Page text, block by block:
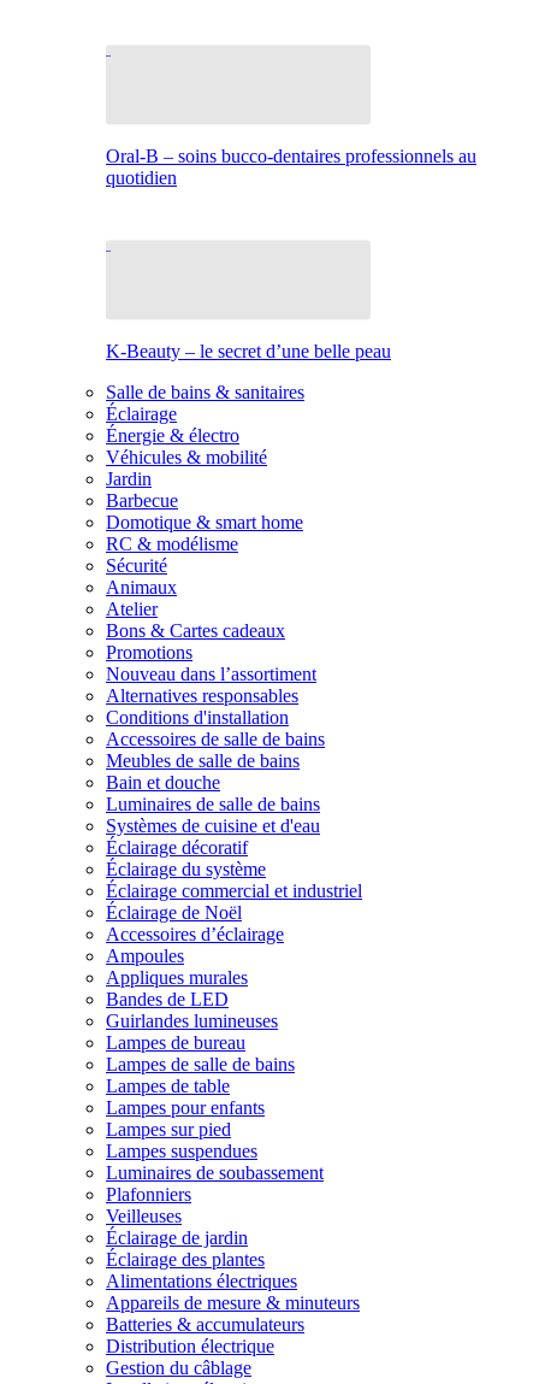
Oral-B – soins bucco-dentaires professionnels au
quotidien
K-Beauty – le secret d’une belle peau
Salle de bains & sanitaires
Éclairage
Énergie & électro
Véhicules & mobilité
Jardin
Barbecue
Domotique & smart home
RC & modélisme
Sécurité
Animaux
Atelier
Bons & Cartes cadeaux
Promotions
Nouveau dans l’assortiment
Alternatives responsables
Conditions d'installation
Accessoires de salle de bains
Meubles de salle de bains
Bain et douche
Luminaires de salle de bains
Systèmes de cuisine et d'eau
Éclairage décoratif
Éclairage du système
Éclairage commercial et industriel
Éclairage de Noël
Accessoires d’éclairage
Ampoules
Appliques murales
Bandes de LED
Guirlandes lumineuses
Lampes de bureau
Lampes de salle de bains
Lampes de table
Lampes pour enfants
Lampes sur pied
Lampes suspendues
Luminaires de soubassement
Plafonniers
Veilleuses
Éclairage de jardin
Éclairage des plantes
Alimentations électriques
Appareils de mesure & minuteurs
Batteries & accumulateurs
Distribution électrique
Gestion du câblage